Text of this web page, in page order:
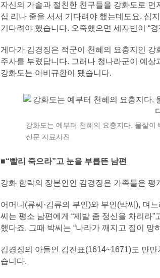
자신의 가솔과 절친한 친구들을 강화도로
십 리나 줄을 서서 기다려야 했는데도요. 심
기다려야 했습니다. 오죽했으면 세자빈이 “
게다가 김경징은 적군이 천혜의 요충지인
주사를 부렸답니다. 그러나 청나라군이 예
강화도는 아비규환이 됐습니다.
강화도는 예부터 천혜의 요충지다. 물살
신문 자료사진
■“빨리 죽으라”고 눈을 부릅뜬 남편
강화 함락의 장본인인 김경징은 가족들은
어머니(류씨·김류의 부인)와 부인(박씨), 며
씨는 평소 남편에게 “제발 좀 정신을 차리라
했다죠. 그때 박씨는 “나라가 깨지고 집이 망
김경징의 아들인 김진표(1614~1671)도 만
습니다.